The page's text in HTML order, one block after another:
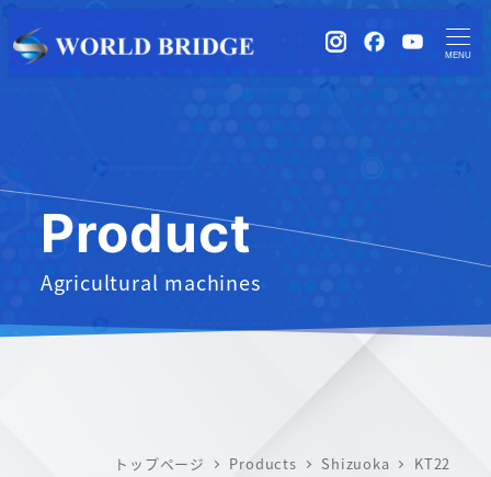
instagramFacebook
MENU
Product
Agricultural machines
トップページ Products Shizuoka KT22